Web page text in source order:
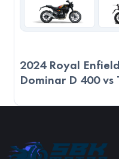
2024 Royal
Dominar D 400 vs